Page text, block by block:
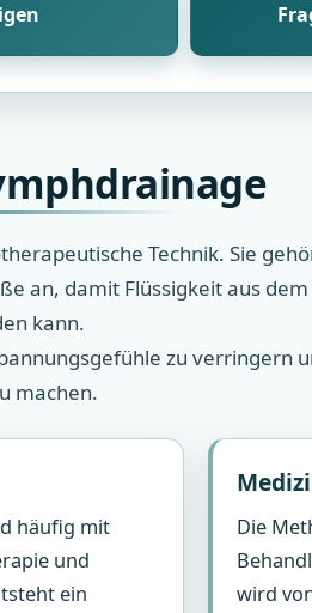
Technik. Sie
an, damit Flüssigkeit aus
kann.
zu verringern
machen.
häufig mit
und
ein
Die
wird